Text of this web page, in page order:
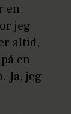
en
jeg
altid,
en
Ja, jeg